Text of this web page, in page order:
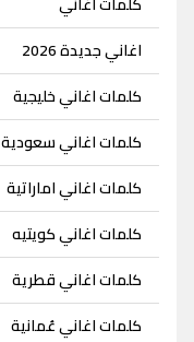
اغاني جديدة 2026
كلمات اغاني خليجية
كلمات اغاني سعودية
كلمات اغاني اماراتية
كلمات اغاني كويتيه
كلمات اغاني قطرية
كلمات اغاني عُمانية